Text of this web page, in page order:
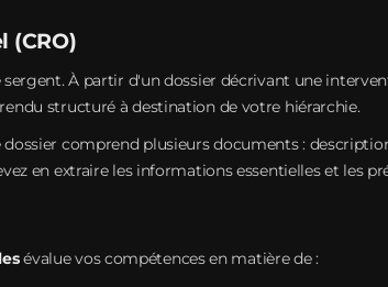
(CRO)
À partir d'un dossier décrivant une
structuré à destination de votre hiérarchie.
dossier comprend plusieurs documents :
en extraire les informations essentielles et les
évalue vos compétences en matière de :